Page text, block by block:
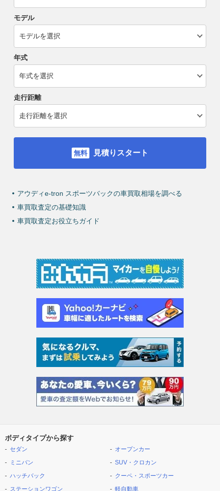
モデル
年式
走行距離
見積りスタート
アウディe-tron スポーツバックの車買取相場を調べる
車買取査定の基礎知識
車買取査定お役立ちガイド
ボディタイプから探す
セダン
ミニバン
ハッチバック
ステーションワゴン
オープンカー
SUV・クロカン
クーペ・スポーツカー
軽自動車